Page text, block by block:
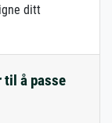
ditt
til å passe